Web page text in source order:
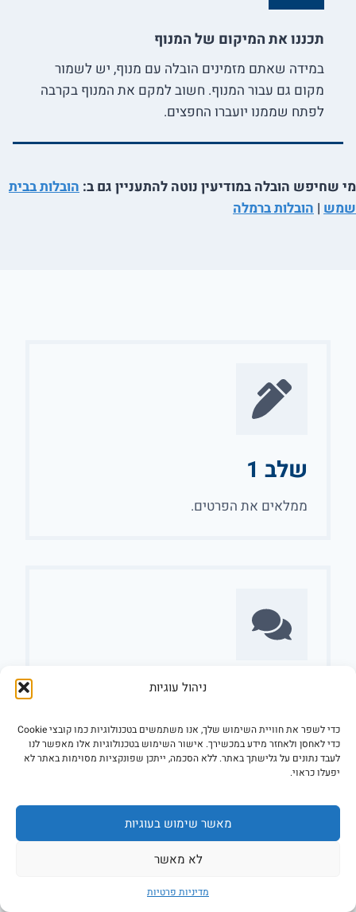
ניהול עוגיות
כדי לשפר את חוויית השימוש שלך, אנו משתמשים בטכנולוגיות כמו קובצי Cookie
כדי לאחסן ולאחזר מידע במכשירך. אישור השימוש בטכנולוגיות אלו מאפשר לנו
לעבד נתונים על גלישתך באתר. ללא הסכמה, ייתכן שפונקציות מסוימות באתר לא
יפעלו כראוי.
מאשר שימוש בעוגיות
לא מאשר
מדיניות פרטיות
תכננו את המיקום של המנוף
במידה שאתם מזמינים הובלה עם מנוף, יש לשמור
מקום גם עבור המנוף. חשוב למקם את המנוף בקרבה
לפתח שממנו יועברו החפצים.
מי שחיפש הובלה במודיעין נוטה להתעניין גם ב: הובלות בבית
שמש | הובלות ברמלה
שלב 1
ממלאים את הפרטים.
מקבלים עד 5 הצעות.